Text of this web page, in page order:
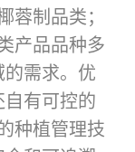
蓉制品类；
产品品种多
需求。优
有可控的
种植管理技